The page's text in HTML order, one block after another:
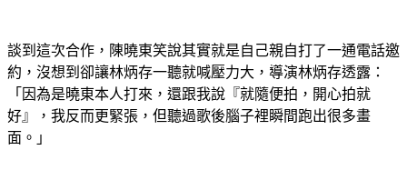
談到這次合作，陳曉東笑說其實就是自己親自打了一通電話邀
約，沒想到卻讓林炳存一聽就喊壓力大，導演林炳存透露：
「因為是曉東本人打來，還跟我說『就隨便拍，開心拍就
好』，我反而更緊張，但聽過歌後腦子裡瞬間跑出很多畫
面。」